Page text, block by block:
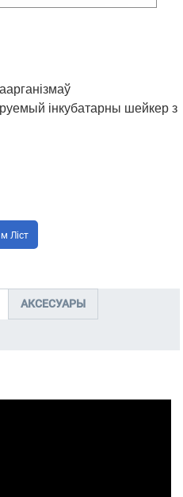
інкубатарны шейкер з
Ліст
АКСЕСУАРЫ